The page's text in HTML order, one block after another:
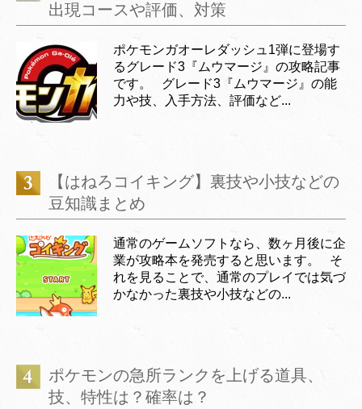
出現コースや評価、対策
ポケモンガオーレダッシュ1弾に登場す
るグレード3『ムウマージ』の攻略記事
です。 グレード3『ムウマージ』の能
力や技、入手方法、評価など...
【はねろコイキング】裏技や小技などの
豆知識まとめ
通常のゲームソフトなら、数ヶ月後に企
業が攻略本を発売すると思います。 そ
れを見ることで、通常のプレイでは気づ
かなかった裏技や小技などの...
ポケモンの急所ランクを上げる道具、
技、特性は？確率は？